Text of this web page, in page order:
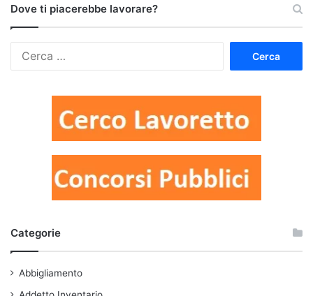
Dove ti piacerebbe lavorare?
Categorie
Abbigliamento